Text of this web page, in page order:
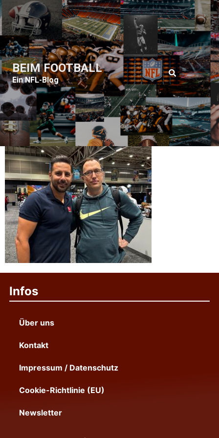
BEIM FOOTBALL
Ein NFL-Blog
Infos
Über uns
Kontakt
Impressum / Datenschutz
Cookie-Richtlinie (EU)
Newsletter